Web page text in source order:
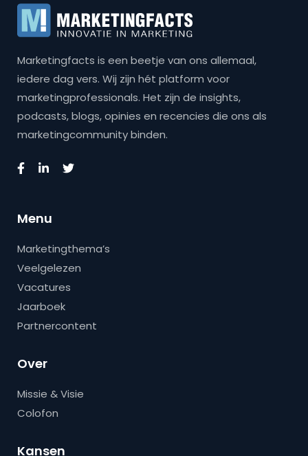
Marketingfacts is een beetje van ons allemaal,
iedere dag vers. Wij zijn hét platform voor
marketingprofessionals. Het zijn de insights,
podcasts, blogs, opinies en recencies die ons als
marketingcommunity binden.
Menu
Marketingthema’s
Veelgelezen
Vacatures
Jaarboek
Partnercontent
Over
Missie & Visie
Colofon
Kansen